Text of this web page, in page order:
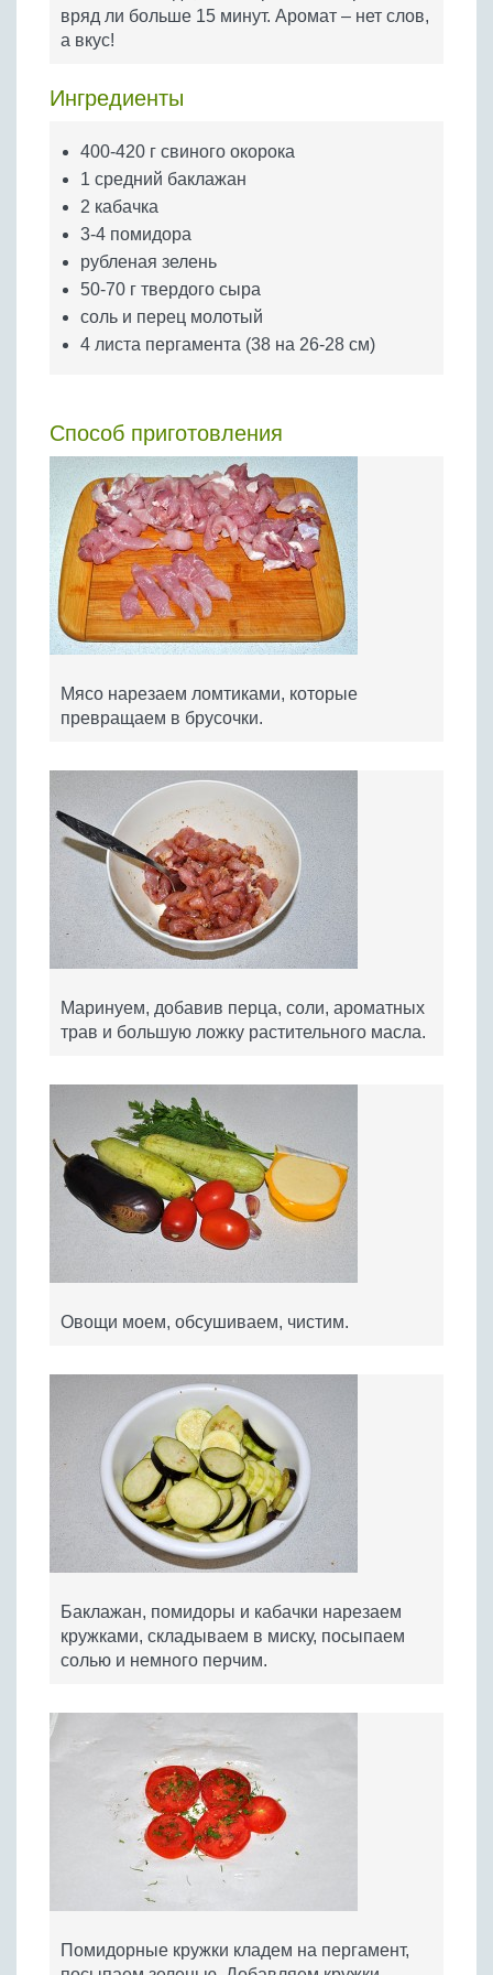
Бобовые
Яйца
вряд ли больше 15 минут. Аромат – нет слов,
а вкус!
Ингредиенты
400-420 г свиного окорока
1 средний баклажан
2 кабачка
3-4 помидора
рубленая зелень
50-70 г твердого сыра
соль и перец молотый
4 листа пергамента (38 на 26-28 см)
Способ приготовления
Мясо нарезаем ломтиками, которые
превращаем в брусочки.
Маринуем, добавив перца, соли, ароматных
трав и большую ложку растительного масла.
Овощи моем, обсушиваем, чистим.
Баклажан, помидоры и кабачки нарезаем
кружками, складываем в миску, посыпаем
солью и немного перчим.
Помидорные кружки кладем на пергамент,